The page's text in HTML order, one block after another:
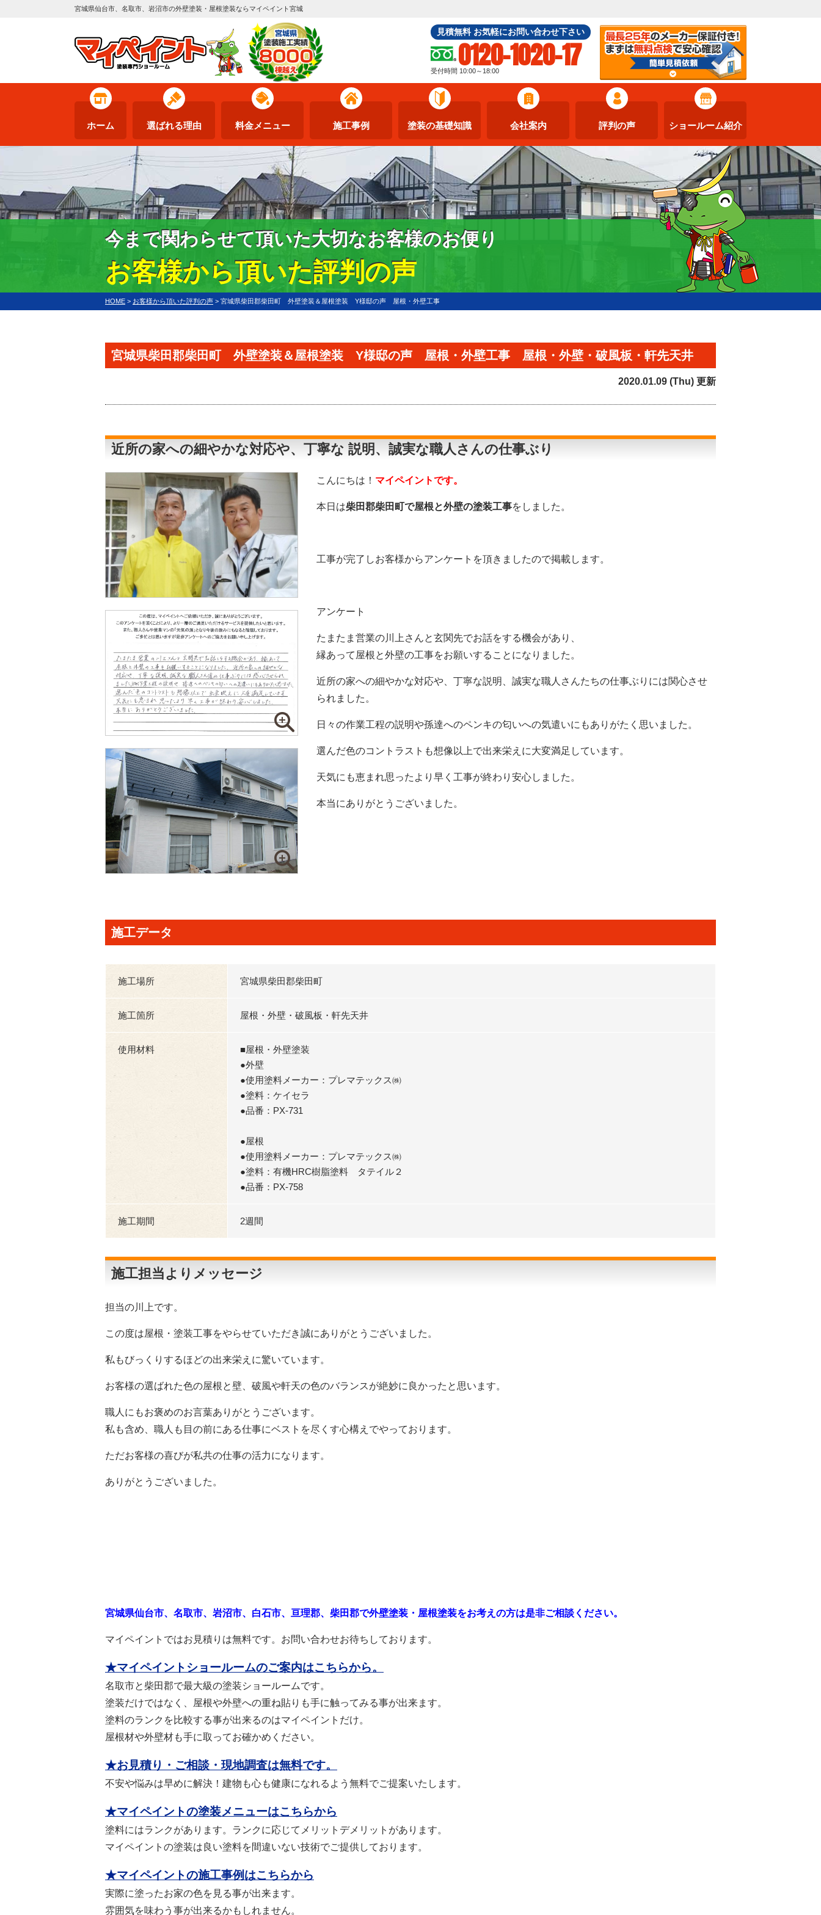
宮城県仙台市、名取市、岩沼市の外壁塗装・屋根塗装ならマイペイント宮城
見積無料 お気軽にお問い合わせ下さい
0120-1020-17
受付時間 10:00～18:00
ホーム 選ばれる理由 料金メニュー 施工事例 塗装の基礎知識 会社案内 評判の声 ショールーム紹介
今まで関わらせて頂いた大切なお客様のお便り
お客様から頂いた評判の声
HOME > お客様から頂いた評判の声 > 宮城県柴田郡柴田町 外壁塗装＆屋根塗装 Y様邸の声 屋根・外壁工事
宮城県柴田郡柴田町 外壁塗装＆屋根塗装 Y様邸の声 屋根・外壁工事 屋根・外壁・破風板・軒先天井
2020.01.09 (Thu) 更新
近所の家への細やかな対応や、丁寧な 説明、誠実な職人さんの仕事ぶり
こんにちは！ マイペイントです。
本日は柴田郡柴田町で屋根と外壁の塗装工事をしました。
工事が完了しお客様からアンケートを頂きましたので掲載します。
アンケート
たまたま営業の川上さんと玄関先でお話をする機会があり、
縁あって屋根と外壁の工事をお願いすることになりました。
近所の家への細やかな対応や、丁寧な説明、誠実な職人さんたちの仕事ぶりには関心させ
られました。
日々の作業工程の説明や孫達へのペンキの匂いへの気遣いにもありがたく思いました。
選んだ色のコントラストも想像以上で出来栄えに大変満足しています。
天気にも恵まれ思ったより早く工事が終わり安心しました。
本当にありがとうございました。
施工データ
施工場所 宮城県柴田郡柴田町
施工箇所 屋根・外壁・破風板・軒先天井
使用材料
■屋根・外壁塗装
●外壁
●使用塗料メーカー：プレマテックス㈱
●塗料：ケイセラ
●品番：PX-731
●屋根
●使用塗料メーカー：プレマテックス㈱
●塗料：有機HRC樹脂塗料 タテイル２
●品番：PX-758
施工期間 2週間
施工担当よりメッセージ
担当の川上です。
この度は屋根・塗装工事をやらせていただき誠にありがとうございました。
私もびっくりするほどの出来栄えに驚いています。
お客様の選ばれた色の屋根と壁、破風や軒天の色のバランスが絶妙に良かったと思います。
職人にもお褒めのお言葉ありがとうございます。
私も含め、職人も目の前にある仕事にベストを尽くす心構えでやっております。
ただお客様の喜びが私共の仕事の活力になります。
ありがとうございました。
宮城県仙台市、名取市、岩沼市、白石市、亘理郡、柴田郡で外壁塗装・屋根塗装をお考えの方は是非ご相談ください。
マイペイントではお見積りは無料です。お問い合わせお待ちしております。
★マイペイントショールームのご案内はこちらから。
名取市と柴田郡で最大級の塗装ショールームです。
塗装だけではなく、屋根や外壁への重ね貼りも手に触ってみる事が出来ます。
塗料のランクを比較する事が出来るのはマイペイントだけ。
屋根材や外壁材も手に取ってお確かめください。
★お見積り・ご相談・現地調査は無料です。
不安や悩みは早めに解決！建物も心も健康になれるよう無料でご提案いたします。
★マイペイントの塗装メニューはこちらから
塗料にはランクがあります。ランクに応じてメリットデメリットがあります。
マイペイントの塗装は良い塗料を間違いない技術でご提供しております。
★マイペイントの施工事例はこちらから
実際に塗ったお家の色を見る事が出来ます。
雰囲気を味わう事が出来るかもしれません。